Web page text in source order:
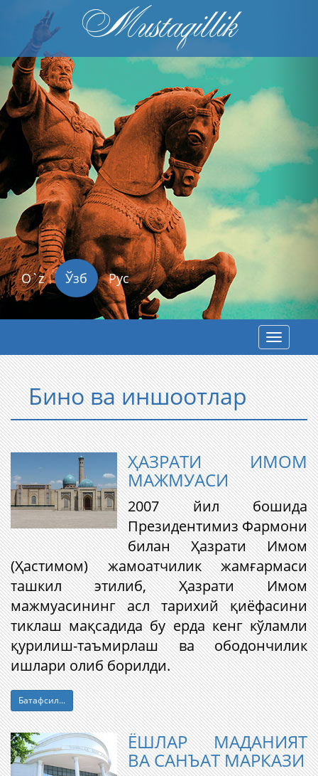
Mustaqillik
Previous
O`z Ўзб Рус
Toggle
Бино ва иншоотлар
ҲАЗРАТИ ИМОМ
МАЖМУАСИ
​2007 йил бошида
Президентимиз Фармони
билан Ҳазрати Имом
(Ҳастимом) жамоатчилик жамғармаси
ташкил этилиб, Ҳазрати Имом
мажмуасининг асл тарихий қиёфасини
тиклаш мақсадида бу ерда кенг кўламли
қурилиш-таъмирлаш ва ободончилик
ишлари олиб борилди.
Батафсил...
ЁШЛАР МАДАНИЯТ
ВА САНЪАТ МАРКАЗИ